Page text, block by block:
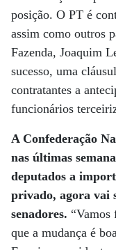
posição. O PT é
assim como outros
Fazenda, Joaquim
sucesso, uma
contratantes a
funcionários
A Confederação
nas últimas
deputados a
privado, agora vai
senadores. “Vamos
que a mudança é